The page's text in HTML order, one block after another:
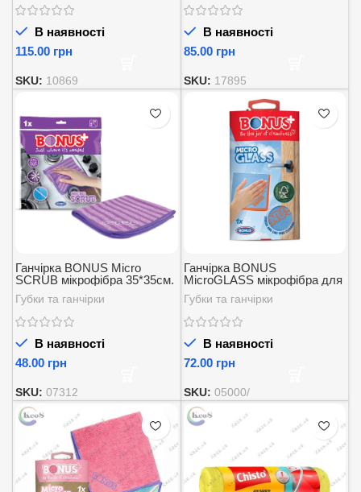
В наявності
грн
SKU: 10869
В наявності
грн
SKU: 17895
Ганчірка BONUS Micro
SCRUB мікрофібра 35*35см.
1шт.
Губки та ганчірки
В наявності
грн
SKU: 07312
Ганчірка BONUS
MicroGLASS мікрофібра для
Скла 35*35 см. 1шт.
Губки та ганчірки
В наявності
грн
SKU: 05000/